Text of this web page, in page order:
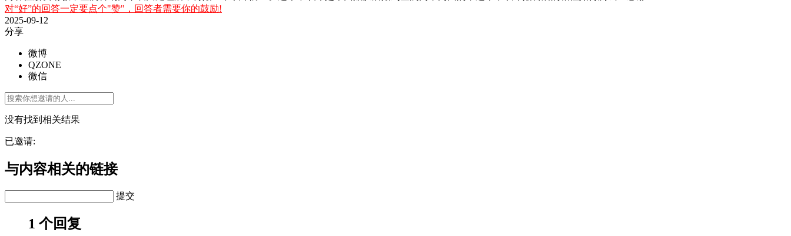
对“好”的回答一定要点个"赞"，回答者需要你的鼓励!
2025-09-12
分享
微博
QZONE
微信
没有找到相关结果
已邀请:
与内容相关的链接
提交
1 个回复